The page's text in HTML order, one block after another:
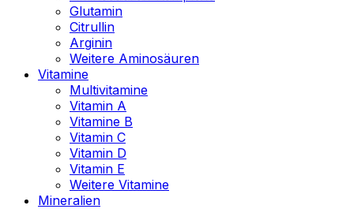
Glutamin
Citrullin
Arginin
Weitere Aminosäuren
Vitamine
Multivitamine
Vitamin A
Vitamine B
Vitamin C
Vitamin D
Vitamin E
Weitere Vitamine
Mineralien